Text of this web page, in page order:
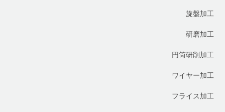
旋盤加工
研磨加工
円筒研削加工
ワイヤー加工
フライス加工